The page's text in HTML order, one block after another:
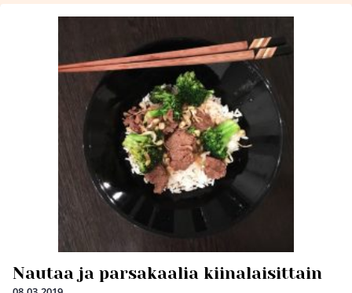
Nautaa ja parsakaalia kiinalaisittain